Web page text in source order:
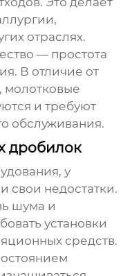
отраслях.
— простота
В отличие от
молотковые
и требуют
обслуживания.
дробилок
у
свои недостатки.
шума и
установки
средств.